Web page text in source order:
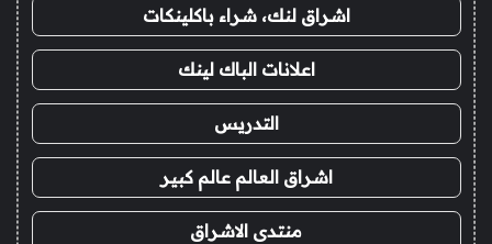
اشراق لنك، شراء باكلينكات
اعلانات الباك لينك
التدريس
اشراق العالم عالم كبير
منتدى الاشراق